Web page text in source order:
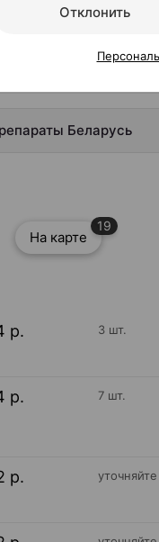
Беларусь
На карте
19
р. 3 шт.
р. 7 шт.
р. уточняйте
Отклонить